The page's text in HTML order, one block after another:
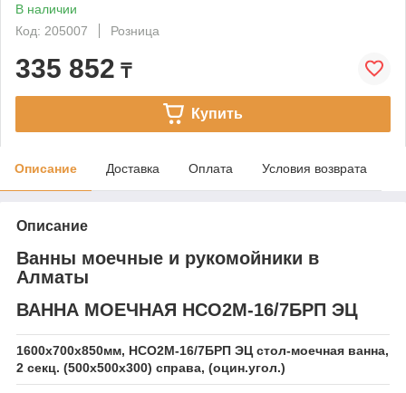
В наличии
Код: 205007
Розница
335 852 ₸
Купить
Описание Доставка Оплата Условия возврата
Описание
Ванны моечные и рукомойники в
Алматы
ВАННА МОЕЧНАЯ НСО2М-16/7БРП ЭЦ
1600х700х850мм, НСО2М-16/7БРП ЭЦ стол-моечная ванна,
2 секц. (500х500х300) справа, (оцин.угол.)